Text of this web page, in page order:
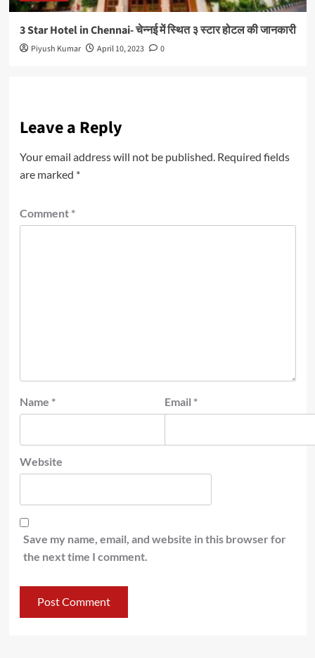
3 Star Hotel in Chennai- चेन्नई में स्थित ३ स्टार होटल की जानकारी
Piyush Kumar April 10, 2023 0
Leave a Reply
Your email address will not be published. Required fields
are marked *
Comment *
Name * Email *
Website
Save my name, email, and website in this browser for
the next time I comment.